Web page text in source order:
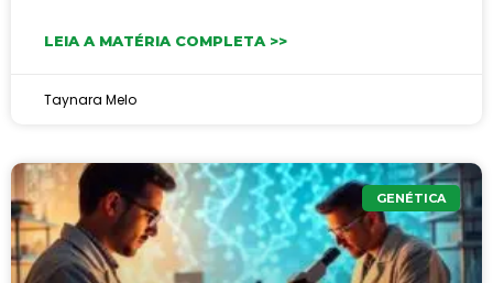
LEIA A MATÉRIA COMPLETA >>
Taynara Melo
GENÉTICA